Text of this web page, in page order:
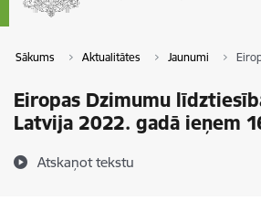
Sākums Aktualitātes Jaunumi
Eiropas Dzimumu
Latvija 2022. gadā ieņem
Atskaņot tekstu